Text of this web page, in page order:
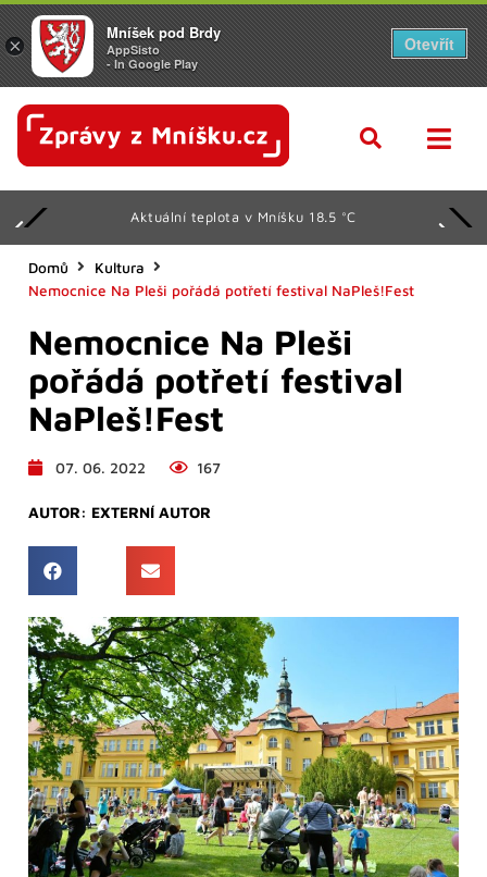
Aktuální teplota v Mníšku 18.5 °C
Domů
Kultura
Nemocnice Na Pleši pořádá potřetí festival NaPleš!Fest
Nemocnice Na Pleši
pořádá potřetí festival
NaPleš!Fest
07. 06. 2022 167
AUTOR: EXTERNÍ AUTOR
×
Mníšek pod Brdy
AppSisto
- In Google Play
Otevřít